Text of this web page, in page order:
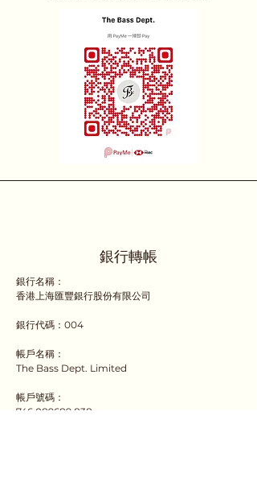
銀行轉帳
銀行名稱：
香港上海匯豐銀行股份有限公司
銀行代碼：004
帳戶名稱：
The Bass Dept. Limited
帳戶號碼：
746 089689 838